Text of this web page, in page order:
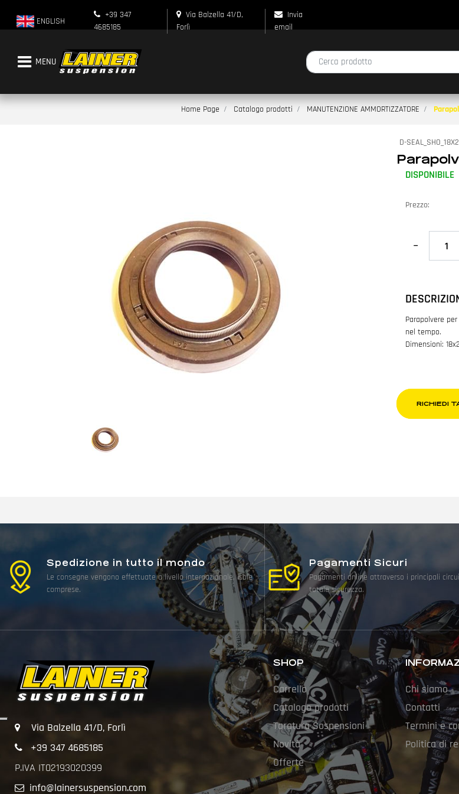
ENGLISH
+39 347
4685185
Via Balzella 41/D,
Forlì
Invia
email
Open menu La modifica di un filtro aggiorna
Home Page Catalogo prodotti MANUTENZIONE AMMORTIZZATORE
D-
DISPONIBILE
Prezzo:
Parapolvere
nel tempo.
Dimensioni:
RICHIEDI
Spedizione in tutto il mondo
Le consegne vengono effettuate a livello internazionale, isole
comprese.
Pagamenti Sicuri
Pagamenti online attraverso i principali
totale sicurezza.
Via Balzella 41/D, Forlì
+39 347 4685185
P.IVA IT02193020399
info@lainersuspension.com
SHOP
Carrello
Catalogo prodotti
Taratura Sospensioni
Novità
Offerte
Chi siamo
Contatti
Termini e
Politica di